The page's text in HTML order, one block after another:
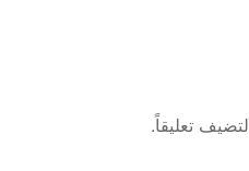
لتضيف تعليقاً.